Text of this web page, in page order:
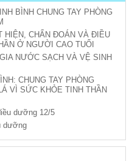
BÌNH CHUNG TAY PHÒNG
HIỆN, CHẨN ĐOÁN VÀ ĐIỀU
Ở NGƯỜI CAO TUỔI
NƯỚC SẠCH VÀ VỆ SINH
CHUNG TAY PHÒNG
VÌ SỨC KHỎE TINH THẦN
dưỡng 12/5
dưỡng